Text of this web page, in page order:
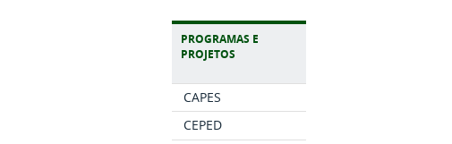
PROGRAMAS E
PROJETOS
CAPES
CEPED